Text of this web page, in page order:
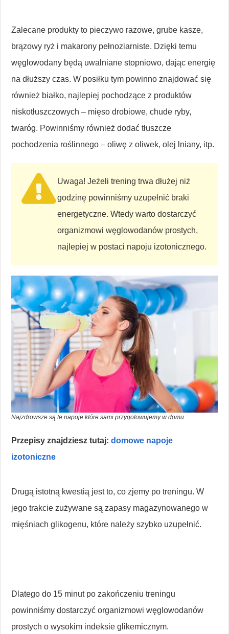
Zalecane produkty to pieczywo razowe, grube kasze,
brązowy ryż i makarony pełnoziarniste. Dzięki temu
węglowodany będą uwalniane stopniowo, dając energię
na dłuższy czas. W posiłku tym powinno znajdować się
również białko, najlepiej pochodzące z produktów
niskotłuszczowych – mięso drobiowe, chude ryby,
twaróg. Powinniśmy również dodać tłuszcze
pochodzenia roślinnego – oliwę z oliwek, olej lniany, itp.
Uwaga! Jeżeli trening trwa dłużej niż
godzinę powinniśmy uzupełnić braki
energetyczne. Wtedy warto dostarczyć
organizmowi węglowodanów prostych,
najlepiej w postaci napoju izotonicznego.
Najzdrowsze są te napoje które sami przygotowujemy w domu.
Przepisy znajdziesz tutaj:domowe napoje
izotoniczne
Drugą istotną kwestią jest to, co zjemy po treningu. W
jego trakcie zużywane są zapasy magazynowanego w
mięśniach glikogenu, które należy szybko uzupełnić.
Dlatego do 15 minut po zakończeniu treningu
powinniśmy dostarczyć organizmowi węglowodanów
prostych o wysokim indeksie glikemicznym.